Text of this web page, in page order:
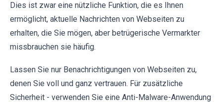
Dies ist zwar eine nützliche Funktion, die es Ihnen
ermöglicht, aktuelle Nachrichten von Webseiten zu
erhalten, die Sie mögen, aber betrügerische Vermarkter
missbrauchen sie häufig.
Lassen Sie nur Benachrichtigungen von Webseiten zu,
denen Sie voll und ganz vertrauen. Für zusätzliche
Sicherheit - verwenden Sie eine Anti-Malware-Anwendung